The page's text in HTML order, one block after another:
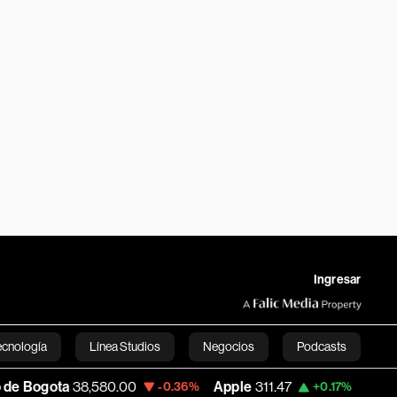
Ingresar
Línea Studios Negocios Podcasts
English-0.36% Apple 311.47 +0.17% USD COP 3,152.74